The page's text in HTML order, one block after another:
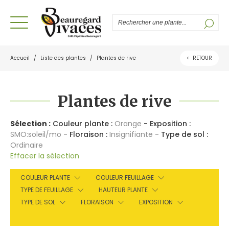
Accueil / Liste des plantes / Plantes de rive < RETOUR
Plantes de rive
Sélection : Couleur plante : Orange - Exposition :
SMO:soleil/mo - Floraison : Insignifiante - Type de sol :
Ordinaire
Effacer la sélection
COULEUR PLANTE
COULEUR FEUILLAGE
TYPE DE FEUILLAGE
HAUTEUR PLANTE
TYPE DE SOL
FLORAISON EXPOSITION